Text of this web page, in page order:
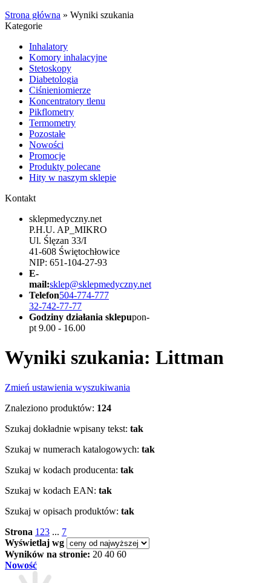
Strona główna » Wyniki szukania
Kategorie
Inhalatory
Komory inhalacyjne
Stetoskopy
Diabetologia
Ciśnieniomierze
Koncentratory tlenu
Pikflometry
Termometry
Pozostałe
Nowości
Promocje
Produkty polecane
Hity w naszym sklepie
Kontakt
sklepmedyczny.net
P.H.U. AP_MIKRO
Ul. Ślęzan 33/I
41-608 Świętochłowice
NIP: 651-104-27-93
E-
mail:sklep@sklepmedyczny.net
Telefon504-774-777
32-742-77-77
Godziny działania sklepupon-
pt 9.00 - 16.00
Wyniki szukania: Littman
Zmień ustawienia wyszukiwania
Znaleziono produktów: 124
Szukaj dokładnie wpisany tekst: tak
Szukaj w numerach katalogowych: tak
Szukaj w kodach producenta: tak
Szukaj w kodach EAN: tak
Szukaj w opisach produktów: tak
Strona 1 23 ... 7
Wyświetlaj wg
Wyników na stronie: 20 40 60
Nowość